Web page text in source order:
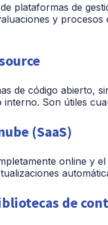
plataformas de
y
de código abierto,
interno. Son útiles
(SaaS)
online y
de